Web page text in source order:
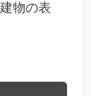
物の表